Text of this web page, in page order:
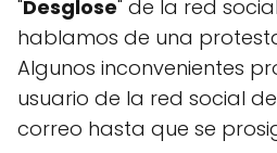
"Desglose" de la red
hablamos de una
Algunos inconvenientes
usuario de la red social
correo hasta que se